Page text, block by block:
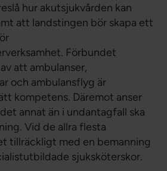
hur akutsjukvården kan
att landstingen bör skapa ett
Förbundet
att ambulanser,
och ambulansflyg är
kompetens. Däremot anser
annat än i undantagfall ska
Vid de allra flesta
tillräckligt med en bemanning
sjuksköterskor.